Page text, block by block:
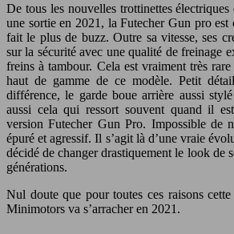
De tous les nouvelles trottinettes
une sortie en 2021, la Futecher Gun pro est
fait le plus de buzz. Outre sa vitesse, ses
sur la sécurité avec une qualité de freinage
freins à tambour. Cela est vraiment très
haut de gamme de ce modèle. Petit
différence, le garde boue arrière aussi
aussi cela qui ressort souvent quand il
version Futecher Gun Pro. Impossible de
épuré et agressif. Il s’agit là d’une vraie
décidé de changer drastiquement le look de
générations.
Nul doute que pour toutes ces raisons cette
Minimotors va s’arracher en 2021.